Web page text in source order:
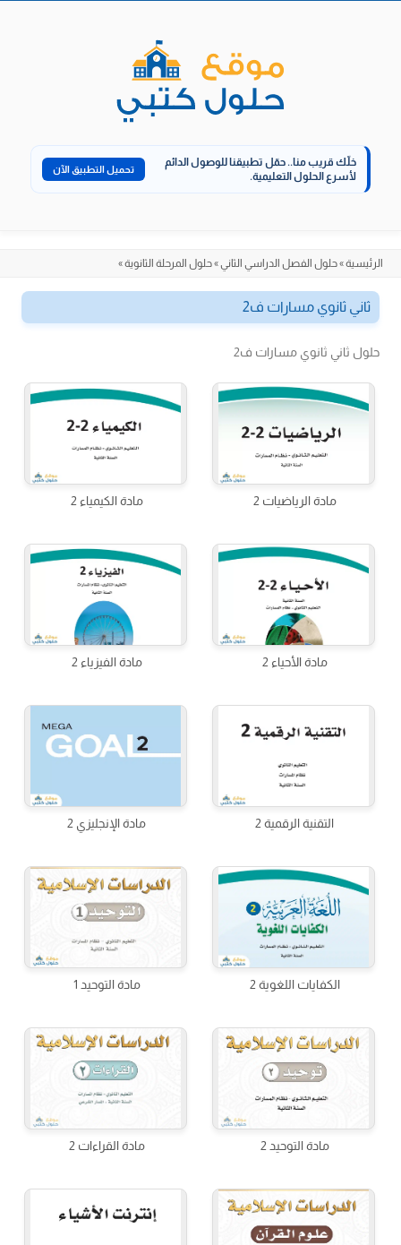
خلّك قريب منا.. حمّل تطبيقنا للوصول الدائم
لأسرع الحلول التعليمية.
تحميل التطبيق الآن
الرئيسية»حلول الفصل الدراسي الثاني»حلول المرحلة الثانوية»
ثاني ثانوي مسارات ف2
حلول ثاني ثانوي مسارات ف2
مادة الرياضيات 2 مادة الكيمياء 2
مادة الأحياء 2 مادة الفيزياء 2
التقنية الرقمية 2 مادة الإنجليزي 2
الكفايات اللغوية 2 مادة التوحيد 1
مادة التوحيد 2 مادة القراءات 2